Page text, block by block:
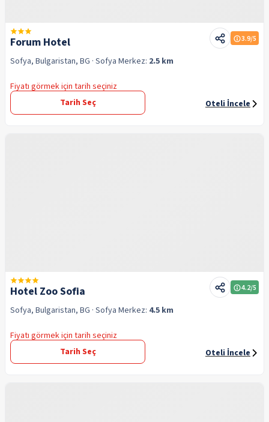
Forum Hotel 3.9/5
Sofya, Bulgaristan, BG · Sofya Merkez: 2.5 km
Fiyatı görmek için tarih seçiniz
Tarih Seç
Oteli İncele
Hotel Zoo Sofia 4.2/5
Sofya, Bulgaristan, BG · Sofya Merkez: 4.5 km
Fiyatı görmek için tarih seçiniz
Tarih Seç
Oteli İncele